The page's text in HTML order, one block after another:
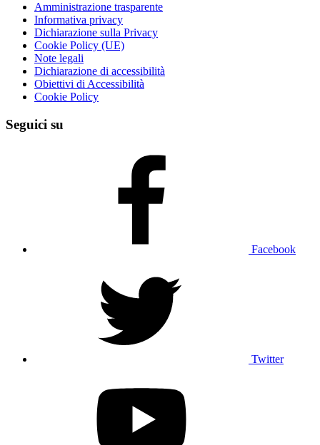
Amministrazione trasparente
Informativa privacy
Dichiarazione sulla Privacy
Cookie Policy (UE)
Note legali
Dichiarazione di accessibilità
Obiettivi di Accessibilità
Cookie Policy
Seguici su
Facebook
Twitter